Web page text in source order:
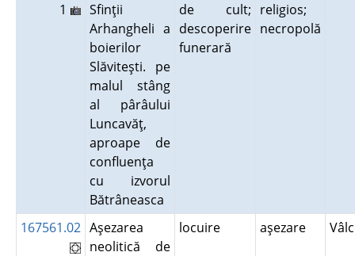
1
Sfinţii
Arhangheli a
boierilor
Slăviteşti. pe
malul stâng
al pârâului
Luncavăţ,
aproape de
confluenţa
cu izvorul
Bătrâneasca
de cult;
descoperire
funerară
religios;
necropolă
167561.02 Aşezarea
neolitică de
locuire aşezare